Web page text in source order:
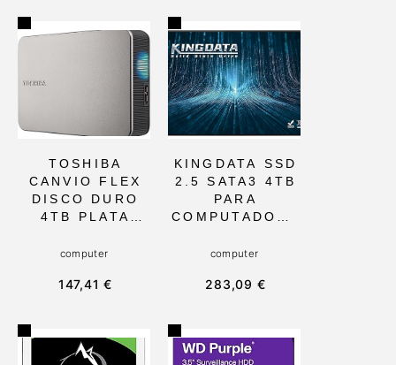
TOSHIBA
CANVIO FLEX
DISCO DURO
4TB PLATA
USB-C, 5400
MULTIMEDIA
PROFESIONAL.
PERFECTO
PARA
computer
147,41 €
KINGDATA SSD
2.5 SATA3 4TB
PARA
COMPUTADORA
ESCRITORIO,
VELOCIDAD DE
ESCRITURA, Y
FUNCIÓN
PORTÁTIL.
computer
283,09 €